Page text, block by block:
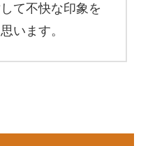
て不快な印象を
います。